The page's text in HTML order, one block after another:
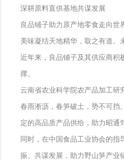
深耕原料直供基地共谋发展
良品铺子助力原产地零食走向世
美味凝结天地精华，取之有道。
近年来，良品铺子及其供应商积
撑。
云南省农业科学院农产品加工研
春雨淅沥，春笋破土，势不可挡
定的高品质产品供给，助力昭通
同时，在中国食品工业协会的
振、共谋发展，助力野山笋产业